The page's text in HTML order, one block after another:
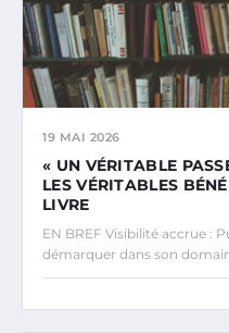
19 MAI 2026
« UN VÉRITABLE
LES VÉRITABLES
LIVRE
EN BREF Visibilité accrue :
démarquer dans son